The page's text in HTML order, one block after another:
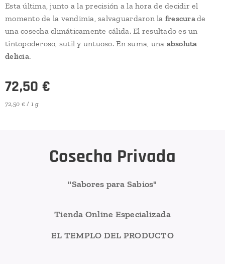
Esta última, junto a la precisión a la hora de decidir el
momento de la vendimia, salvaguardaron la frescurade
una cosecha climáticamente cálida. El resultado es un
tintopoderoso, sutil y untuoso. En suma, una absoluta
delicia.
72,50 €
72,50 € / 1 g
Cosecha Privada
"Sabores para Sabios"
Tienda Online Especializada
EL TEMPLO DEL PRODUCTO